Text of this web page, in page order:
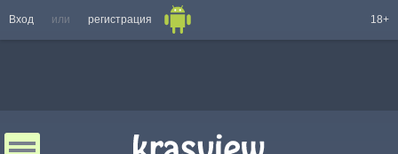
Вход или регистрация 18+